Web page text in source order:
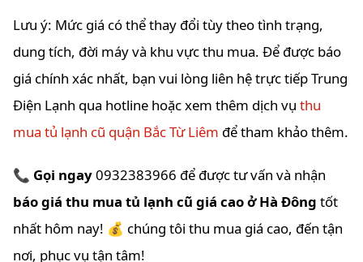
Lưu ý: Mức giá có thể thay đổi tùy theo tình trạng,
dung tích, đời máy và khu vực thu mua. Để được báo
giá chính xác nhất, bạn vui lòng liên hệ trực tiếp Trung
Điện Lạnh qua hotline hoặc xem thêm dịch vụ thu
mua tủ lạnh cũ quận Bắc Từ Liêm để tham khảo thêm.
📞 Gọi ngay0932383966 để được tư vấn và nhận
báo giá thu mua tủ lạnh cũ giá cao ở Hà Đông tốt
nhất hôm nay! 💰 chúng tôi thu mua giá cao, đến tận
nơi, phục vụ tận tâm!